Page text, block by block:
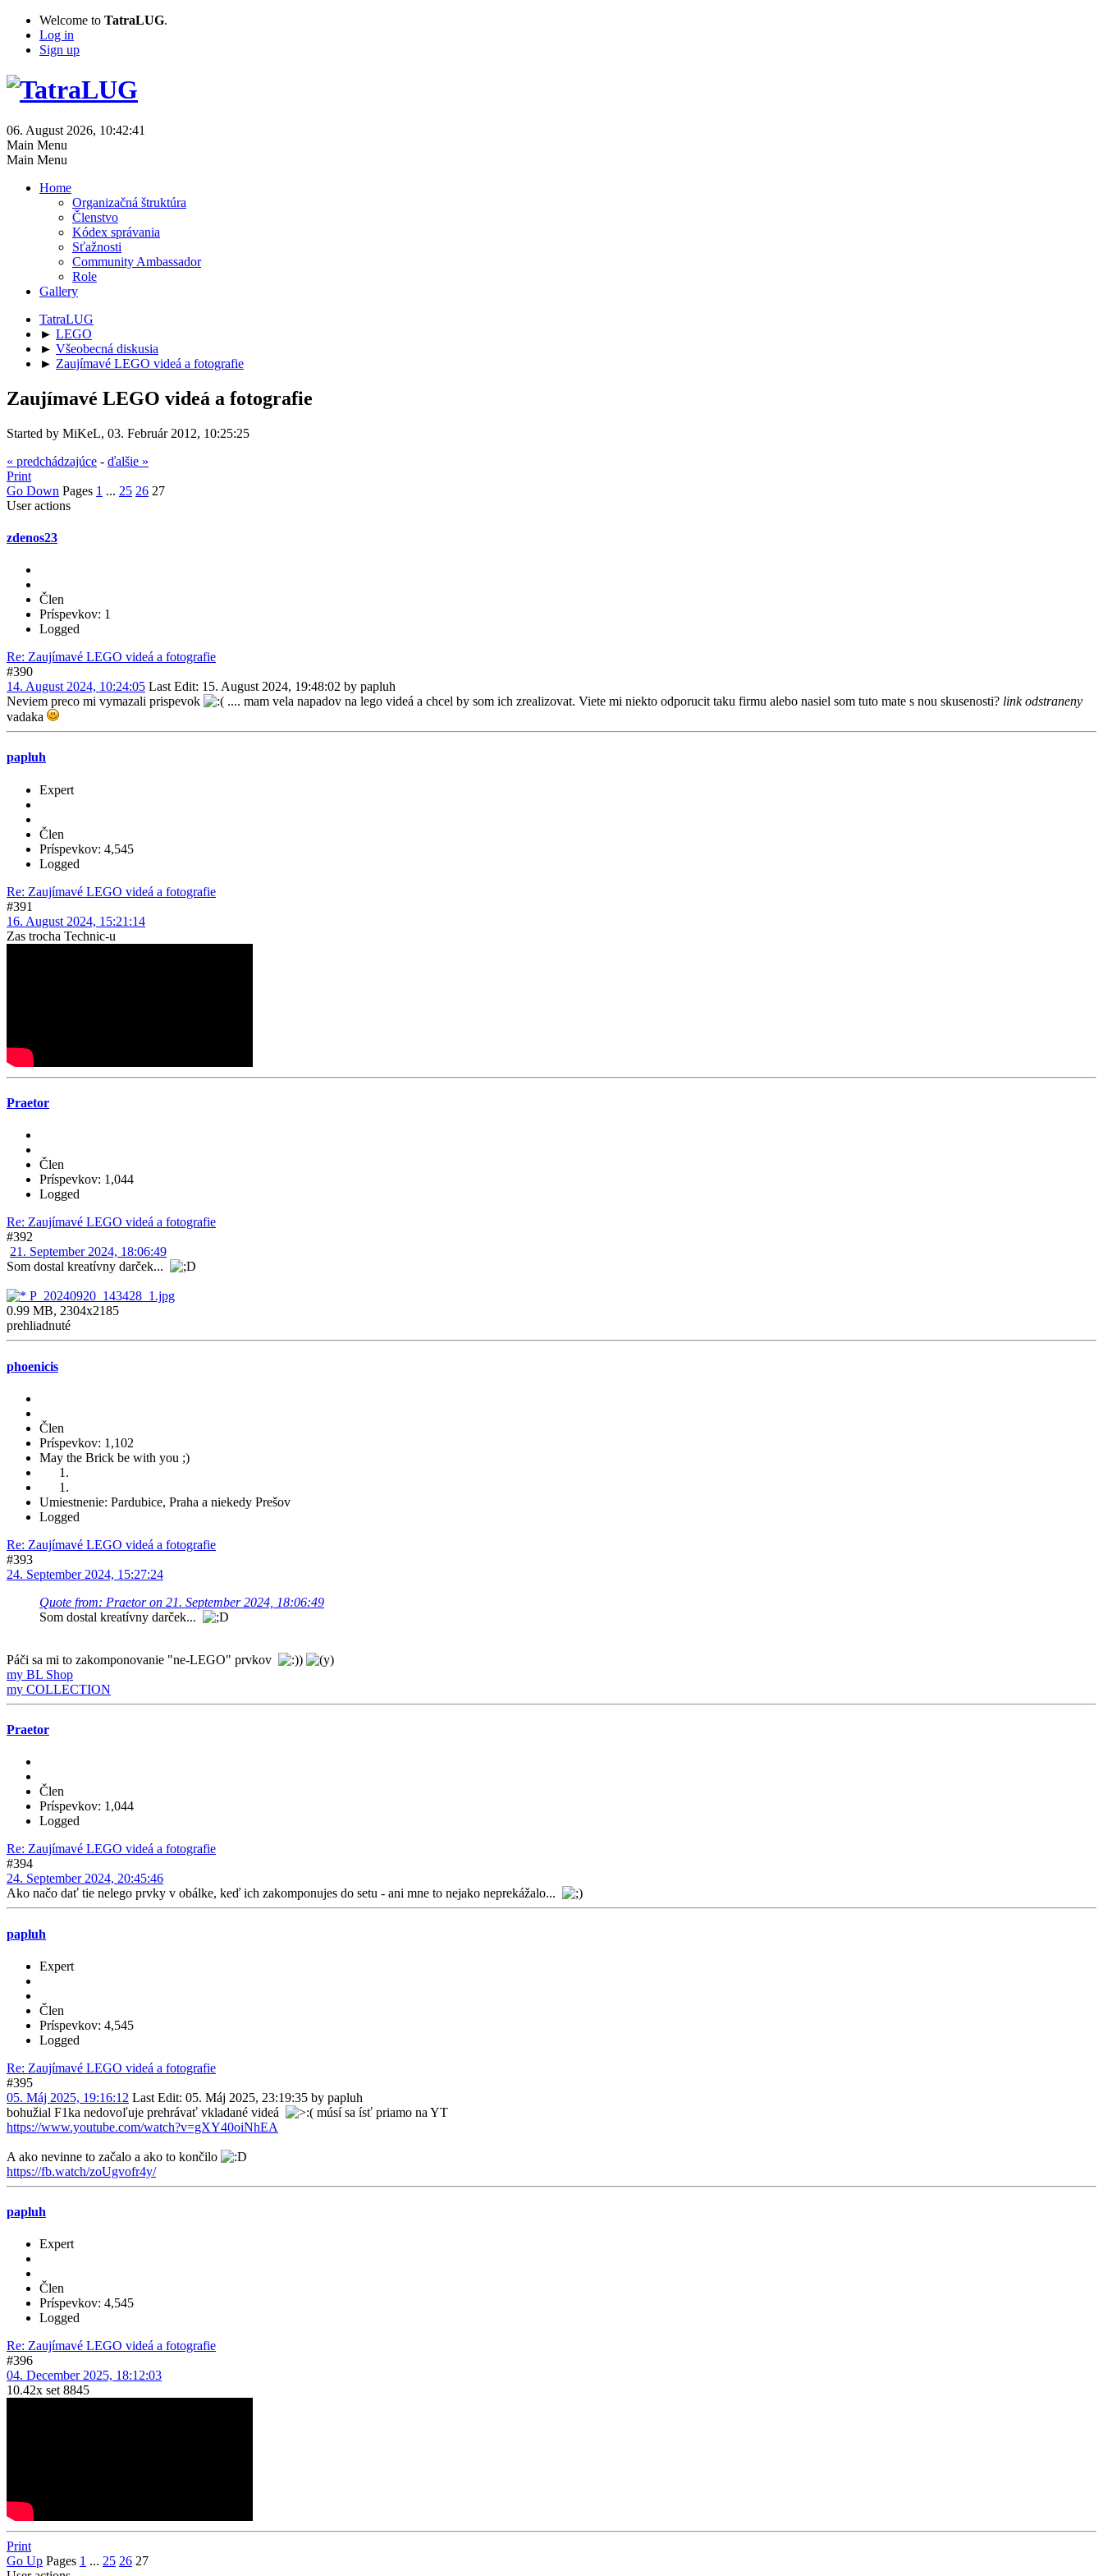
Welcome to TatraLUG.
Log in
Sign up
06. August 2026, 10:42:41
Main Menu
Main Menu
Home
Organizačná štruktúra
Členstvo
Kódex správania
Sťažnosti
Community Ambassador
Role
Gallery
TatraLUG
► LEGO
► Všeobecná diskusia
► Zaujímavé LEGO videá a fotografie
Zaujímavé LEGO videá a fotografie
Started by MiKeL, 03. Február 2012, 10:25:25
« predchádzajúce - ďalšie »
Print
Go Down Pages 1 ... 25 26 27
User actions
zdenos23
Člen
Príspevkov: 1
Logged
Re: Zaujímavé LEGO videá a fotografie
#390
14. August 2024, 10:24:05 Last Edit: 15. August 2024, 19:48:02 by papluh
Neviem preco mi vymazali prispevok
.... mam vela napadov na lego videá a chcel by som ich zrealizovat. Viete mi niekto odporucit taku firmu alebo nasiel som tuto mate s nou skusenosti? link odstraneny
vadaka
papluh
Expert
Člen
Príspevkov: 4,545
Logged
Re: Zaujímavé LEGO videá a fotografie
#391
16. August 2024, 15:21:14
Zas trocha Technic-u
Praetor
Člen
Príspevkov: 1,044
Logged
Re: Zaujímavé LEGO videá a fotografie
#392
21. September 2024, 18:06:49
Som dostal kreatívny darček...
P_20240920_143428_1.jpg
0.99 MB, 2304x2185
prehliadnuté
phoenicis
Člen
Príspevkov: 1,102
May the Brick be with you ;)
Umiestnenie: Pardubice, Praha a niekedy Prešov
Logged
Re: Zaujímavé LEGO videá a fotografie
#393
24. September 2024, 15:27:24
Quote from: Praetor on 21. September 2024, 18:06:49
Som dostal kreatívny darček...
Páči sa mi to zakomponovanie "ne-LEGO" prvkov
my BL Shop
my COLLECTION
Praetor
Člen
Príspevkov: 1,044
Logged
Re: Zaujímavé LEGO videá a fotografie
#394
24. September 2024, 20:45:46
Ako načo dať tie nelego prvky v obálke, keď ich zakomponujes do setu - ani mne to nejako neprekážalo...
papluh
Expert
Člen
Príspevkov: 4,545
Logged
Re: Zaujímavé LEGO videá a fotografie
#395
05. Máj 2025, 19:16:12 Last Edit: 05. Máj 2025, 23:19:35 by papluh
bohužial F1ka nedovoľuje prehrávať vkladané videá
músí sa ísť priamo na YT
https://www.youtube.com/watch?v=gXY40oiNhEA
A ako nevinne to začalo a ako to končilo
https://fb.watch/zoUgvofr4y/
papluh
Expert
Člen
Príspevkov: 4,545
Logged
Re: Zaujímavé LEGO videá a fotografie
#396
04. December 2025, 18:12:03
10.42x set 8845
Print
Go Up Pages 1 ... 25 26 27